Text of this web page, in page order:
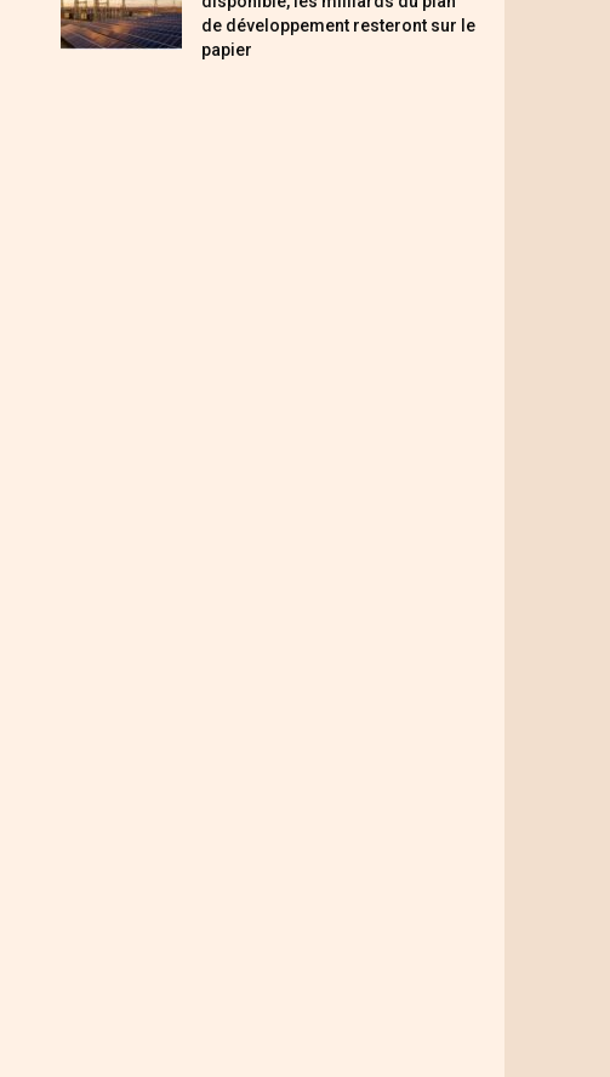
de développement resteront sur le
papier